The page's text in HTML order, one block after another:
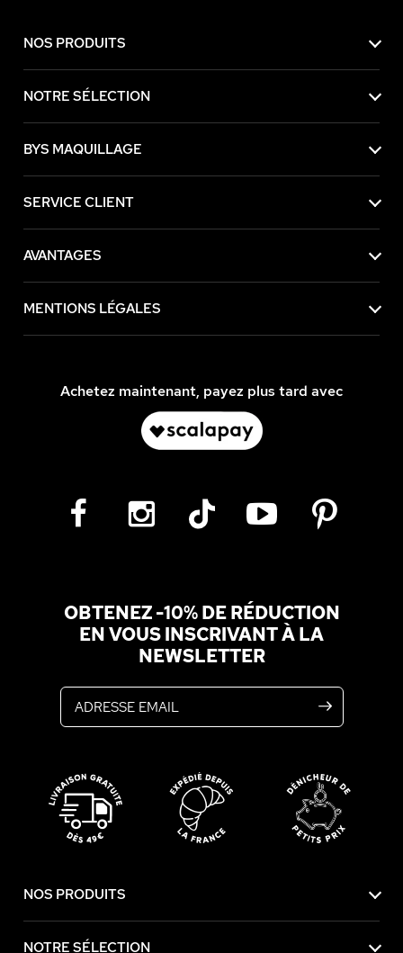
NOS PRODUITS
NOTRE SÉLECTION
BYS MAQUILLAGE
SERVICE CLIENT
AVANTAGES
MENTIONS LÉGALES
Achetez maintenant, payez plus tard avec
OBTENEZ -10% DE RÉDUCTION
EN VOUS INSCRIVANT À LA
NEWSLETTER
NOS PRODUITS
NOTRE SÉLECTION